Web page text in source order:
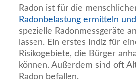
Radon ist für die
Radonbelastung ermitteln
spezielle Radonmessgeräte
lassen. Ein erstes Indiz für
Risikogebiete, die Bürger
können. Außerdem sind oft
Radon befallen.